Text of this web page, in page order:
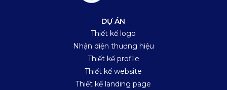
DỰ ÁN
Thiết kế logo
Nhận diện thương hiệu
Thiết kế profile
Thiết kế website
Thiết kế landing page